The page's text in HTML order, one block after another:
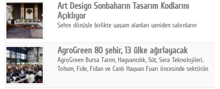
Art Design Sonbaharın Tasarım Kodlarını
Açıklıyor
Şehre dönüşle birlikte yaşam alanları yeniden salonların
sonbaharın tasarım kodlarını açıklıyor.
AgroGreen 80 şehir, 13 ülke ağırlayacak
AgroGreen Bursa Tarım, Hayvancılık, Süt, Sera Teknolojileri,
Tohum, Fide, Fidan ve Canlı Hayvan Fuarı öncesinde sektörün